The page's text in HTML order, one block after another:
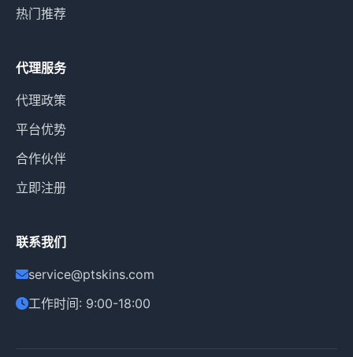
热门推荐
代理服务
代理政策
平台优势
合作伙伴
立即注册
联系我们
service@ptskins.com
工作时间: 9:00-18:00